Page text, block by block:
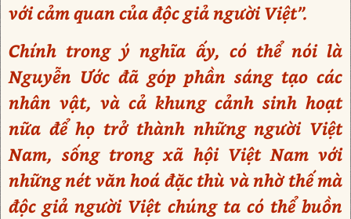
với cảm quan của độc giả người Việt”.
Chính trong ý nghĩa ấy, có thể nói là
Nguyễn Ước đã góp phần sáng tạo các
nhân vật, và cả khung cảnh sinh hoạt
nữa để họ trở thành những người Việt
Nam, sống trong xã hội Việt Nam với
những nét văn hoá đặc thù và nhờ thế mà
độc giả người Việt chúng ta có thể buồn